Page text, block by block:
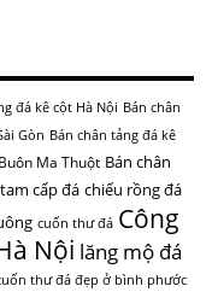
đá kê cột Hà Nội Bán chân
Gòn Bán chân tảng đá kê
Ma Thuột Bán chân
cấp đá chiếu rồng đá
cuốn thư đá Công
Nội lăng mộ đá
thư đá đẹp ở bình phước